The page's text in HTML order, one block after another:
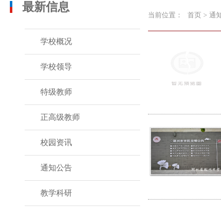
最新信息
学校概况
学校领导
特级教师
正高级教师
校园资讯
通知公告
教学科研
当前位置： 首页 > 通